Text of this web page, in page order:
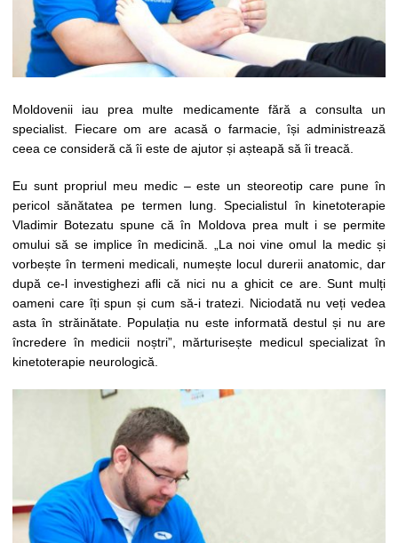
Moldovenii iau prea multe medicamente fără a consulta un
specialist. Fiecare om are acasă o farmacie, își administrează
ceea ce consideră că îi este de ajutor și așteapă să îi treacă.
Eu sunt propriul meu medic – este un steoreotip care pune în
pericol sănătatea pe termen lung. Specialistul în kinetoterapie
Vladimir Botezatu spune că în Moldova prea mult i se permite
omului să se implice în medicină. „La noi vine omul la medic și
vorbește în termeni medicali, numește locul durerii anatomic, dar
după ce-l investighezi afli că nici nu a ghicit ce are. Sunt mulți
oameni care îți spun și cum să-i tratezi. Niciodată nu veți vedea
asta în străinătate. Populația nu este informată destul și nu are
încredere în medicii noștri”, mărturisește medicul specializat în
kinetoterapie neurologică.